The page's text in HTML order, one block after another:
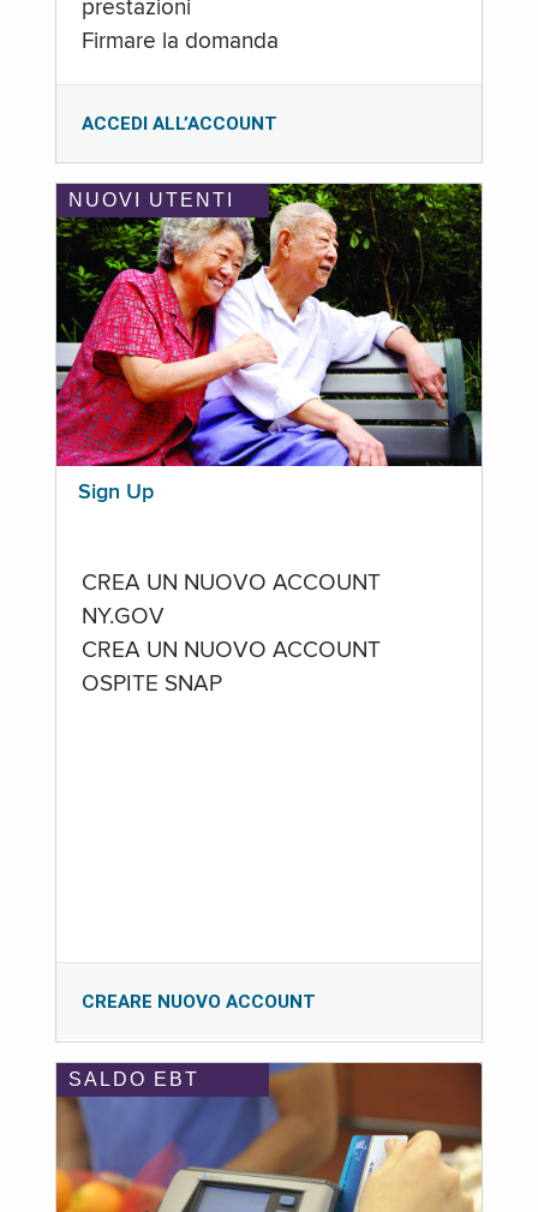
prestazioni
Firmare la domanda
ACCEDI ALL’ACCOUNT
NUOVI UTENTI
Sign Up
CREA UN NUOVO ACCOUNT
NY.GOV
CREA UN NUOVO ACCOUNT
OSPITE SNAP
CREARE NUOVO ACCOUNT
SALDO EBT